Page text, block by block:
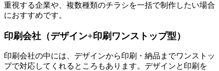
重視する企業や、複数種類のチラシを一括で制作したい場合
におすすめです。
印刷会社（デザイン+印刷ワンストップ型）
印刷会社の中には、デザインから印刷・納品までワンストッ
プで対応してくれるところもあります。デザインと印刷を